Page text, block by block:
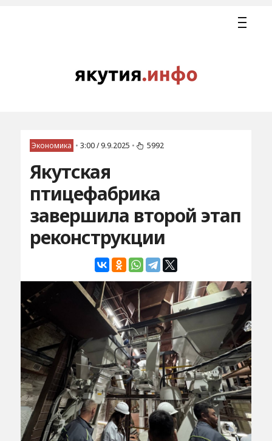
Экономика • 3:00 / 9.9.2025 • 5992
Якутская
птицефабрика
завершила второй этап
реконструкции